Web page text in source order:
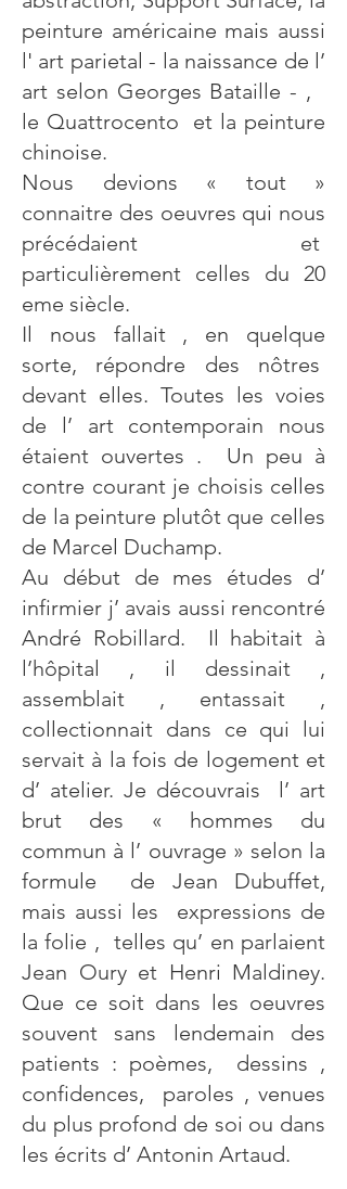
peinture américaine mais aussi
l' art parietal - la naissance de l’
art selon Georges Bataille - ,
le Quattrocento et la peinture
chinoise.
Nous devions « tout »
connaitre des oeuvres qui nous
précédaient et
particulièrement celles du 20
eme siècle.
Il nous fallait , en quelque
sorte, répondre des nôtres
devant elles. Toutes les voies
de l’ art contemporain nous
étaient ouvertes . Un peu à
contre courant je choisis celles
de la peinture plutôt que celles
de Marcel Duchamp.
Au début de mes études d’
infirmier j’ avais aussi rencontré
André Robillard. Il habitait à
l’hôpital , il dessinait ,
assemblait , entassait ,
collectionnait dans ce qui lui
servait à la fois de logement et
d’ atelier. Je découvrais l’ art
brut des « hommes du
commun à l’ ouvrage » selon la
formule de Jean Dubuffet,
mais aussi les expressions de
la folie , telles qu’ en parlaient
Jean Oury et Henri Maldiney.
Que ce soit dans les oeuvres
souvent sans lendemain des
patients : poèmes, dessins ,
confidences, paroles , venues
du plus profond de soi ou dans
les écrits d’ Antonin Artaud.